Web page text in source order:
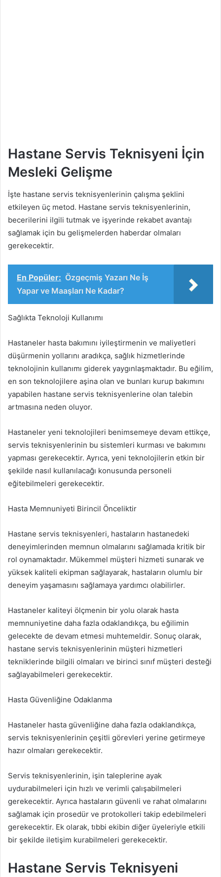
Hastane Servis Teknisyeni İçin
Mesleki Gelişme
İşte hastane servis teknisyenlerinin çalışma şeklini
etkileyen üç metod. Hastane servis teknisyenlerinin,
becerilerini ilgili tutmak ve işyerinde rekabet avantajı
sağlamak için bu gelişmelerden haberdar olmaları
gerekecektir.
En Popüler: Özgeçmiş Yazarı Ne İş
Yapar ve Maaşları Ne Kadar?
Sağlıkta Teknoloji Kullanımı
Hastaneler hasta bakımını iyileştirmenin ve maliyetleri
düşürmenin yollarını aradıkça, sağlık hizmetlerinde
teknolojinin kullanımı giderek yaygınlaşmaktadır. Bu eğilim,
en son teknolojilere aşina olan ve bunları kurup bakımını
yapabilen hastane servis teknisyenlerine olan talebin
artmasına neden oluyor.
Hastaneler yeni teknolojileri benimsemeye devam ettikçe,
servis teknisyenlerinin bu sistemleri kurması ve bakımını
yapması gerekecektir. Ayrıca, yeni teknolojilerin etkin bir
şekilde nasıl kullanılacağı konusunda personeli
eğitebilmeleri gerekecektir.
Hasta Memnuniyeti Birincil Önceliktir
Hastane servis teknisyenleri, hastaların hastanedeki
deneyimlerinden memnun olmalarını sağlamada kritik bir
rol oynamaktadır. Mükemmel müşteri hizmeti sunarak ve
yüksek kaliteli ekipman sağlayarak, hastaların olumlu bir
deneyim yaşamasını sağlamaya yardımcı olabilirler.
Hastaneler kaliteyi ölçmenin bir yolu olarak hasta
memnuniyetine daha fazla odaklandıkça, bu eğilimin
gelecekte de devam etmesi muhtemeldir. Sonuç olarak,
hastane servis teknisyenlerinin müşteri hizmetleri
tekniklerinde bilgili olmaları ve birinci sınıf müşteri desteği
sağlayabilmeleri gerekecektir.
Hasta Güvenliğine Odaklanma
Hastaneler hasta güvenliğine daha fazla odaklandıkça,
servis teknisyenlerinin çeşitli görevleri yerine getirmeye
hazır olmaları gerekecektir.
Servis teknisyenlerinin, işin taleplerine ayak
uydurabilmeleri için hızlı ve verimli çalışabilmeleri
gerekecektir. Ayrıca hastaların güvenli ve rahat olmalarını
sağlamak için prosedür ve protokolleri takip edebilmeleri
gerekecektir. Ek olarak, tıbbi ekibin diğer üyeleriyle etkili
bir şekilde iletişim kurabilmeleri gerekecektir.
Hastane Servis Teknisyeni